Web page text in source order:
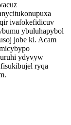
ivafokefidicuv
ybuluhapybol
jobe ki. Acam
ydyvyw
ryqa